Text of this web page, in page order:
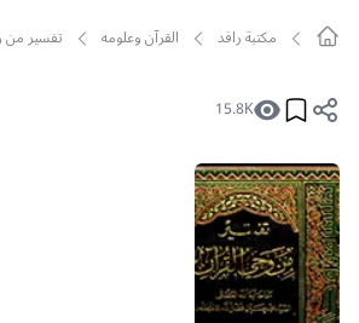
مکتبة رافد القرآن وعلومه تفسير من
15.8K